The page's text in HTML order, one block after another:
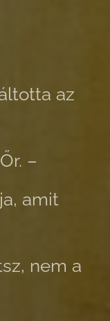
az
–
amit
nem a